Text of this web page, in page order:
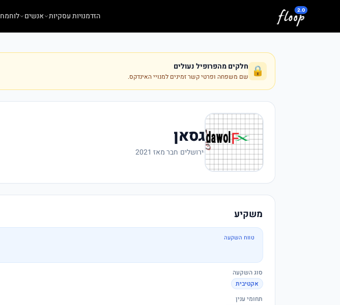
דלג לתוכן המרכזי
הזדמנויות עסקיות אנשים לוח
🔒 חלקים מהפרופיל נעולים
שם משפחה ופרטי קשר זמינים למנויי האינדקס.
גסאן
·ירושלים·חבר מאז 2021
משקיע
טווח השקעה
סוג השקעה
אקטיבית
תחומי ענין